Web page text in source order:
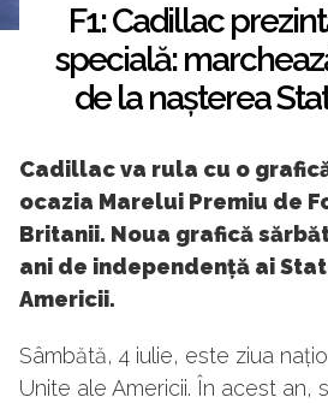
F1: Cadillac
specială:
de la nașterea
Cadillac va rula cu o
ocazia Marelui Premiu de
Britanii. Noua grafică
ani de independență ai
Americii.
Sâmbătă, 4 iulie, este ziua
Unite ale Americii. În acest an,